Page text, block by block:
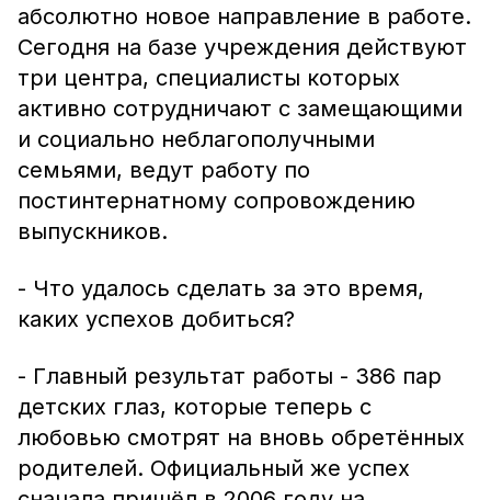
абсолютно новое направление в работе.
Сегодня на базе учреждения действуют
три центра, специалисты которых
активно сотрудничают с замещающими
и социально неблагополучными
семьями, ведут работу по
постинтернатному сопровождению
выпускников.
- Что удалось сделать за это время,
каких успехов добиться?
- Главный результат работы - 386 пар
детских глаз, которые теперь с
любовью смотрят на вновь обретённых
родителей. Официальный же успех